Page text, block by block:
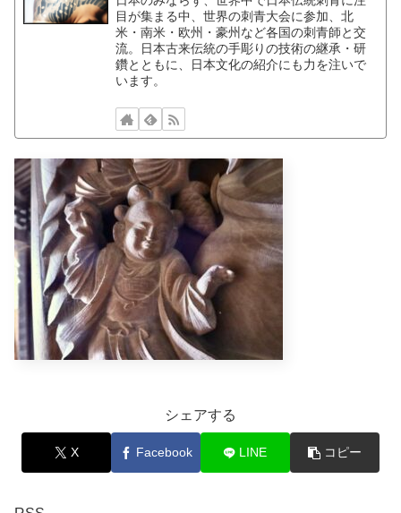
目が集まる中、世界の刺青大会に参加、北
米・南米・欧州・豪州など各国の刺青師と交
流。日本古来伝統の手彫りの技術の継承・研
鑽とともに、日本文化の紹介にも力を注いで
います。
シェアする
X Facebook LINE コピー